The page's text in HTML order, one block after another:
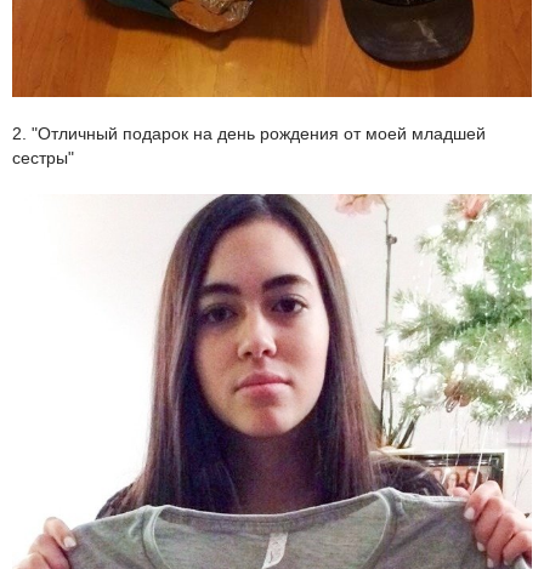
2. "Отличный подарок на день рождения от моей младшей
сестры"